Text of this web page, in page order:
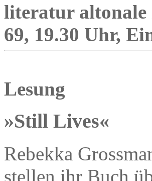
literatur altonale
69, 19.30 Uhr,
Lesung
»Still Lives«
Rebekka
stellen ihr Buch